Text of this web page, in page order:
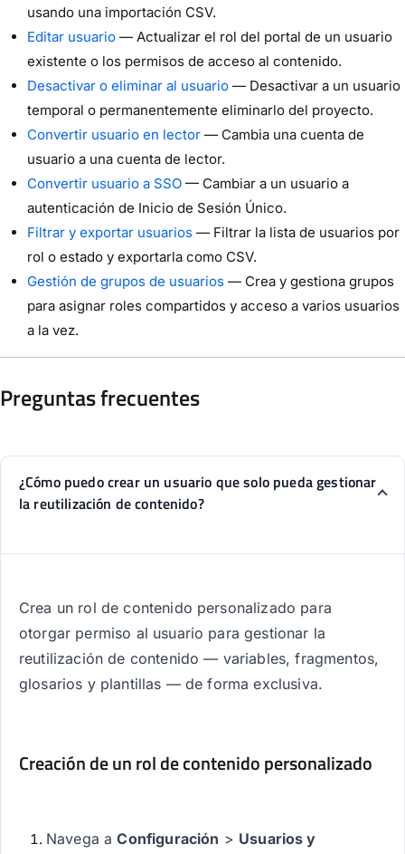
usando una importación CSV.
Editar usuario — Actualizar el rol del portal de un usuario
existente o los permisos de acceso al contenido.
Desactivar o eliminar al usuario — Desactivar a un usuario
temporal o permanentemente eliminarlo del proyecto.
Convertir usuario en lector — Cambia una cuenta de
usuario a una cuenta de lector.
Convertir usuario a SSO — Cambiar a un usuario a
autenticación de Inicio de Sesión Único.
Filtrar y exportar usuarios — Filtrar la lista de usuarios por
rol o estado y exportarla como CSV.
Gestión de grupos de usuarios — Crea y gestiona grupos
para asignar roles compartidos y acceso a varios usuarios
a la vez.
Preguntas frecuentes
¿Cómo puedo crear un usuario que solo pueda gestionar
la reutilización de contenido?
Crea un rol de contenido personalizado para
otorgar permiso al usuario para gestionar la
reutilización de contenido — variables, fragmentos,
glosarios y plantillas — de forma exclusiva.
Creación de un rol de contenido personalizado
Navega aConfiguración > Usuarios y